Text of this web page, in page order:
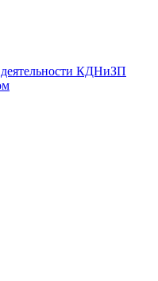
деятельности КДНиЗП